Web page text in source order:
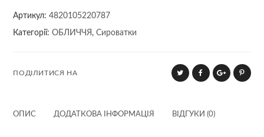
YOUR
AGE
кількість
Артикул:4820105220787
Категорії:ОБЛИЧЧЯ ,Сироватки
ПОДІЛИТИСЯ НА
ОПИС ДОДАТКОВА ІНФОРМАЦІЯ ВІДГУКИ (0)